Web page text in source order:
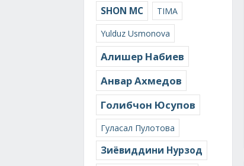
SHON MC
TIMA
Yulduz Usmonova
Алишер Набиев
Анвар Ахмедов
Голибчон Юсупов
Гуласал Пулотова
Зиёвиддини Нурзод